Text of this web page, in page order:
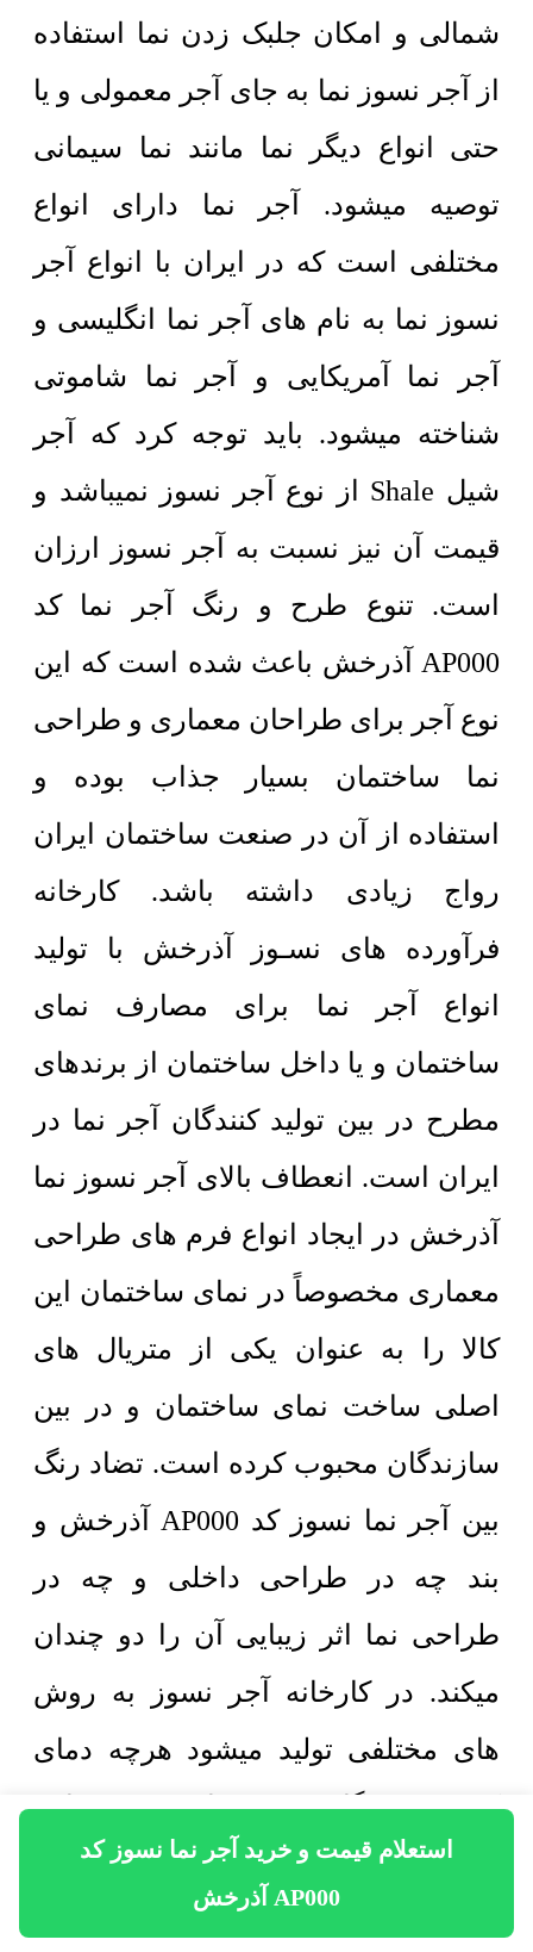
استعلام قیمت و خرید آجر نما نسوز کد
AP000 آذرخش
شمالی و امکان جلبک زدن نما استفاده
از آجر نسوز نما به جای آجر معمولی و یا
حتی انواع دیگر نما مانند نما سیمانی
توصیه میشود. آجر نما دارای انواع
مختلفی است که در ایران با انواع آجر
نسوز نما به نام های آجر نما انگلیسی و
آجر نما آمریکایی و آجر نما شاموتی
شناخته میشود. باید توجه کرد که آجر
شیل Shale از نوع آجر نسوز نمیباشد و
قیمت آن نیز نسبت به آجر نسوز ارزان
است. تنوع طرح و رنگ آجر نما کد
AP000 آذرخش باعث شده است که این
نوع آجر برای طراحان معماری و طراحی
نما ساختمان بسیار جذاب بوده و
استفاده از آن در صنعت ساختمان ایران
رواج زیادی داشته باشد. کارخانه
فرآورده های نسـوز آذرخش با تولید
انواع آجر نما برای مصارف نمای
ساختمان و یا داخل ساختمان از برندهای
مطرح در بین تولید کنندگان آجر نما در
ایران است. انعطاف بالای آجر نسوز نما
آذرخش در ایجاد انواع فرم های طراحی
معماری مخصوصاً در نمای ساختمان این
کالا را به عنوان یکی از متریال های
اصلی ساخت نمای ساختمان و در بین
سازندگان محبوب کرده است. تضاد رنگ
بین آجر نما نسوز کد AP000 آذرخش و
بند چه در طراحی داخلی و چه در
طراحی نما اثر زیبایی آن را دو چندان
میکند. در کارخانه آجر نسوز به روش
های مختلفی تولید میشود هرچه دمای
کوره و دستگاه پرس فشار بیشتری را به
مخلوط خاک رس مرغوب وارد کنند از
این نظر کیفیت آجر نما به مراتب بالاتر